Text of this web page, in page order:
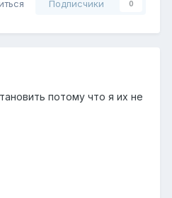
Подписчики 0
потому что я их не